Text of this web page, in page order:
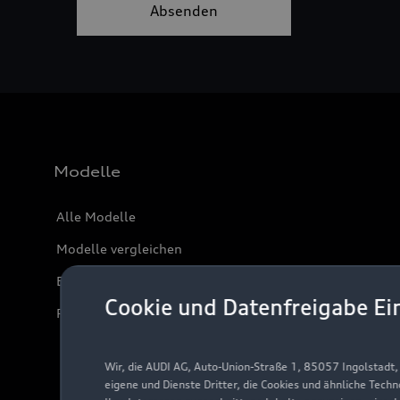
Cookie und Datenfreigabe
Wir, die AUDI AG, Auto-Union-Straße 1, 85057
eigene und Dienste Dritter, die Cookies und ähnliche
Modelle
Alle Modelle
Modelle vergleichen
Elektromodelle
Plug-in-Hybride